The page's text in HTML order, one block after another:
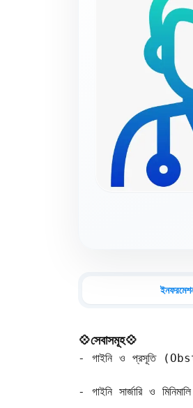
💠সেবাসমূহ💠
- গাইনি ও প্রসূতি
- গাইনি সার্জারি ও